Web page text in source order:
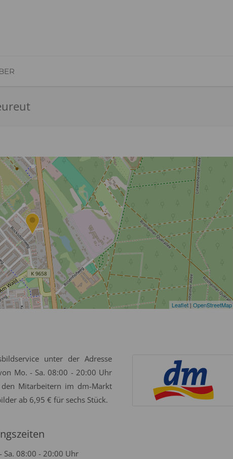
Leaflet|OpenStreetMap
unter der Adresse
Mo. - Sa. 08:00 - 20:00 Uhr
Mitarbeitern im dm-Markt
ab 6,95 € für sechs Stück.
Sa. 08:00 - 20:00 Uhr